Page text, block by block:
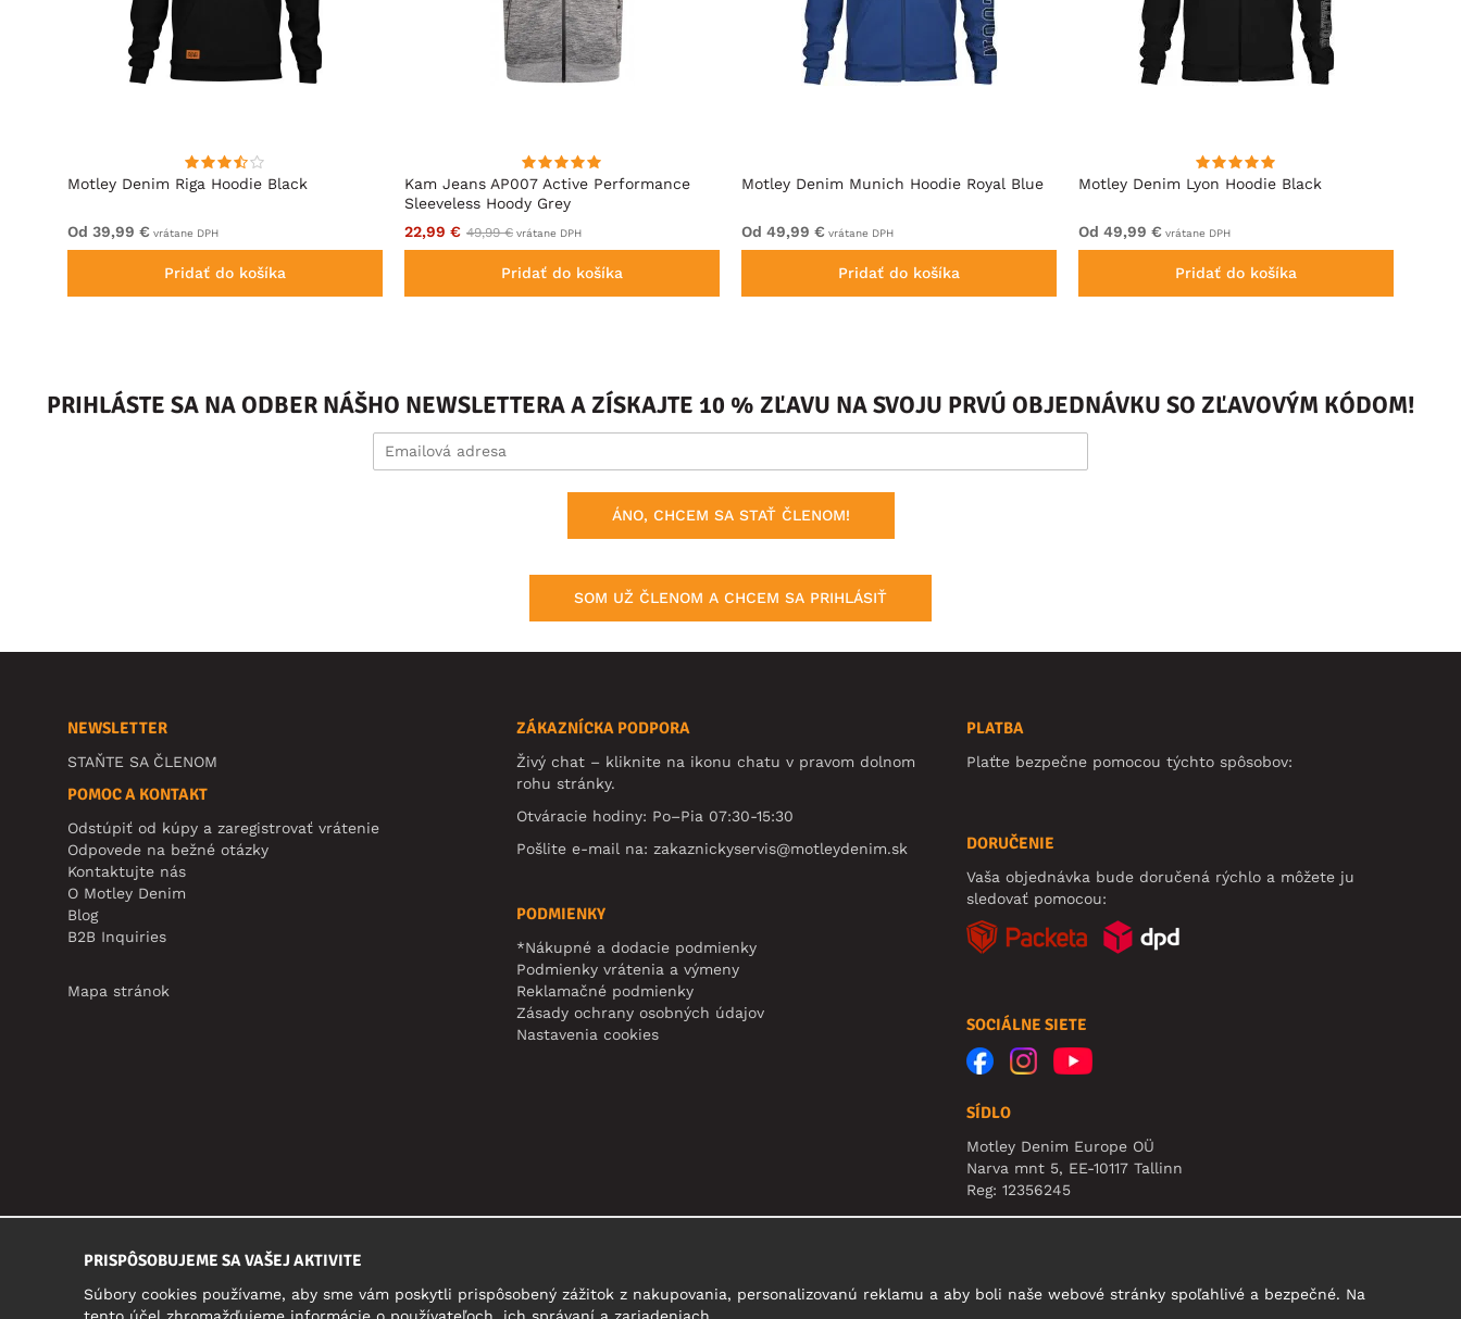
Motley Denim Riga Hoodie Black
Od 39,99 € vrátane DPH
Pridať do košíka
Kam Jeans AP007 Active Performance
Sleeveless Hoody Grey
22,99 € 49,99 € vrátane DPH
Pridať do košíka
Motley Denim Munich Hoodie Royal Blue
Od 49,99 € vrátane DPH
Pridať do košíka
Motley Denim Lyon Hoodie Black
Od 49,99 € vrátane DPH
Pridať do košíka
PRIHLÁSTE SA NA ODBER NÁŠHO NEWSLETTERA A ZÍSKAJTE 10 % ZĽAVU NA SVOJU PRVÚ OBJEDNÁVKU SO ZĽAVOVÝM KÓDOM!
ÁNO, CHCEM SA STAŤ ČLENOM!
SOM UŽ ČLENOM A CHCEM SA PRIHLÁSIŤ
NEWSLETTER
STAŇTE SA ČLENOM
POMOC A KONTAKT
Odstúpiť od kúpy a zaregistrovať vrátenie
Odpovede na bežné otázky
Kontaktujte nás
O Motley Denim
Blog
B2B Inquiries
Mapa stránok
ZÁKAZNÍCKA PODPORA
Živý chat – kliknite na ikonu chatu v pravom dolnom
rohu stránky.
Otváracie hodiny: Po–Pia 07:30-15:30
Pošlite e-mail na:zakaznickyservis@motleydenim.sk
PODMIENKY
*Nákupné a dodacie podmienky
Podmienky vrátenia a výmeny
Reklamačné podmienky
Zásady ochrany osobných údajov
Nastavenia cookies
PLATBA
Plaťte bezpečne pomocou týchto spôsobov:
DORUČENIE
Vaša objednávka bude doručená rýchlo a môžete ju
sledovať pomocou:
SOCIÁLNE SIETE
SÍDLO
Motley Denim Europe OÜ
Narva mnt 5, EE-10117 Tallinn
Reg: 12356245
Upozornenie: Na túto adresu **neposielajte vrátený
PRISPÔSOBUJEME SA VAŠEJ AKTIVITE
Súbory cookies používame, aby sme vám poskytli prispôsobený zážitok z nakupovania, personalizovanú reklamu a aby boli naše webové stránky spoľahlivé a bezpečné. Na
tento účel zhromažďujeme informácie o používateľoch, ich správaní a zariadeniach.